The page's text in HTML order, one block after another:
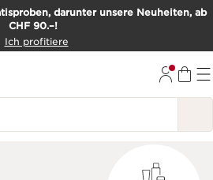
darunter unsere Neuheiten, ab
CHF 90.–!
Ich profitiere